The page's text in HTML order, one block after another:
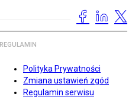
REGULAMIN
Polityka Prywatności
Zmiana ustawień zgód
Regulamin serwisu